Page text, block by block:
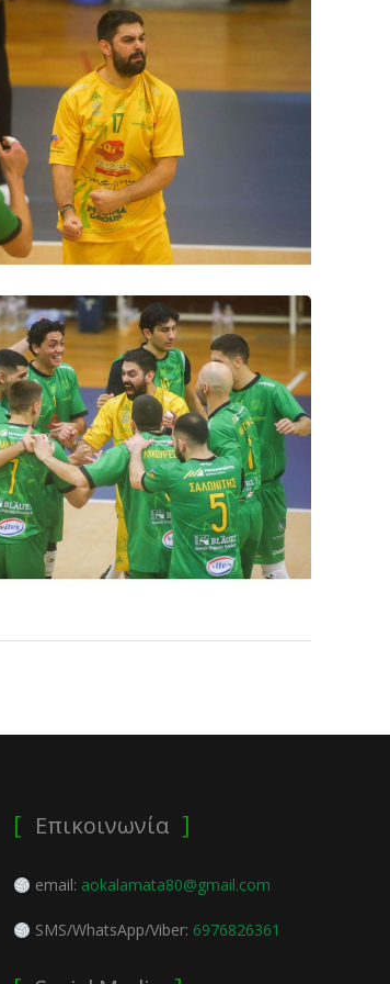
Επικοινωνία
email: aokalamata80@gmail.com
SMS/WhatsApp/Viber: 6976826361